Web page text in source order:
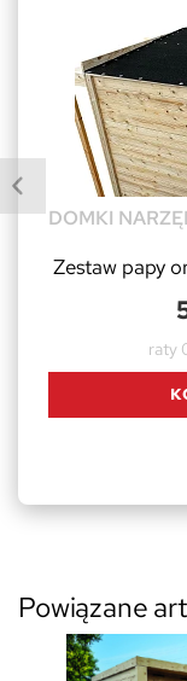
DOMKI
Zestaw papy
raty
Powiązane